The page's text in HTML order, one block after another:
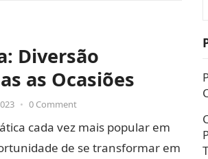
Diversão
as Ocasiões
• 0 Comment
cada vez mais popular em
de se transformar em